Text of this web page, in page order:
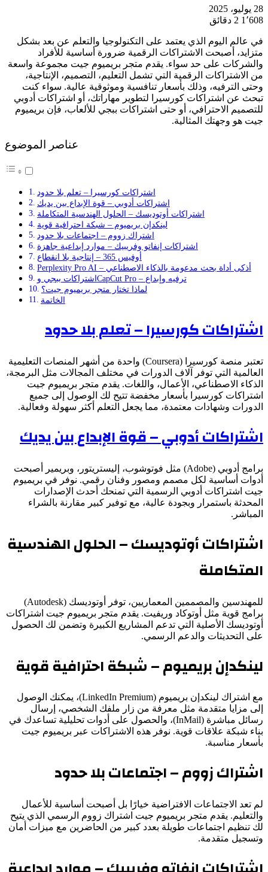
28 يوليو، 2025
1٬608 2 دقائق
في عالم اليوم الذي يعتمد على التكنولوجيا والتعلم عن بعد بشكل
متزايد، أصبحت الاشتراكات الرقمية ضرورة أساسية للأفراد
والشركات على حد سواء. يقدم متجر بريميوم جيت مجموعة واسعة
من الاشتراكات الرقمية التي تشمل التعليم، التصميم، الإنتاجية،
وحتى الترفيه، وذلك بأسعار تنافسية وموثوقية عالية. سواء كنت
تبحث عن اشتراكات كورسيرا لتطوير مهاراتك، أو اشتراكات أدوبي
للتصميم الاحترافي، أو حتى اشتراكات ببجي للألعاب، فإن بريميوم
جيت هو وجهتك المثالية.
عناصر الموضوع
اشتراكات كورسيرا – تعلم بلا حدود
اشتراكات أدوبي – قوة الإبداع بين يديك
اشتراكات أوتوديسك – الحلول الهندسية المتكاملة
لينكدإن بريميوم – شبكة احترافية قوية
اشتراك زووم – اجتماعات بلا حدود
اشتراكات إنفاتو وفريبيك – موارد إبداعية جاهزة
أوفيس 365 – إنتاجية بلا انقطاع
Perplexity Pro AI – أذكى أداة بحث مدعومة بالذكاء الاصطناعي
اشتراكات ببجي وCapCut Pro – ترفيه وإبداع
لماذا تختار متجر بريميوم جيت؟
الخاتمة
اشتراكات كورسيرا – تعلم بلا حدود
تعتبر منصة كورسيرا (Coursera) واحدة من أشهر المنصات التعليمية
العالمية التي توفر آلاف الدورات في مختلف المجالات مثل البرمجة،
الذكاء الاصطناعي، الأعمال، واللغات. يقدم متجر بريميوم جيت
اشتراكات كورسيرا بأسعار مخفضة تتيح لك الوصول إلى جميع
الدورات وشهادات معتمدة، مما يجعل التعلم أكثر سهولة وفعالية.
اشتراكات أدوبي – قوة الإبداع بين يديك
برامج أدوبي (Adobe) مثل فوتوشوب، إليستريتور، وبريمير أصبحت
أدوات أساسية لكل مصمم ومصور وفنان رقمي. نوفر في بريميوم
جيت اشتراكات أدوبي الرسمية التي تمنحك أحدث الإصدارات
المحدثة باستمرار وبجودة عالية، مع توفير كبير مقارنة بالشراء
المباشر.
اشتراكات أوتوديسك – الحلول الهندسية
المتكاملة
للمهندسين والمصممين المعماريين، توفر أوتوديسك (Autodesk)
برامج قوية مثل أوتوكاد وريفيت. يقدم متجر بريميوم جيت اشتراكات
أوتوديسك الأصلية التي تدعم المشاريع الكبيرة وتضمن لك الحصول
على التحديثات والدعم الرسمي.
لينكدإن بريميوم – شبكة احترافية قوية
مع اشتراك لينكدإن بريميوم (LinkedIn Premium)، يمكنك الوصول
إلى مزايا متقدمة مثل معرفة من زار ملفك الشخصي، إرسال
رسائل مباشرة (InMail)، والحصول على أدوات تحليلية تساعدك في
بناء شبكة علاقات قوية. نوفر هذه الاشتراكات عبر بريميوم جيت
بأسعار مناسبة.
اشتراك زووم – اجتماعات بلا حدود
لم تعد الاجتماعات الافتراضية خيارًا بل أصبحت أساسية للأعمال
والتعليم. يقدم متجر بريميوم جيت اشتراك زووم الرسمي الذي يتيح
لك تنظيم اجتماعات طويلة بعدد كبير من الحاضرين مع ميزات أمان
وتسجيل متقدمة.